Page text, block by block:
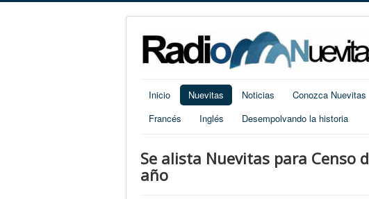
Inicio Nuevitas Noticias Conozca Nuevitas
Francés
Inglés Desempolvando la historia
Se alista Nuevitas para Censo
año